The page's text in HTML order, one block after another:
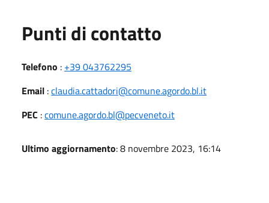
Punti di contatto
Telefono : +39 043762295
Email :claudia.cattadori@comune.agordo.bl.it
PEC :comune.agordo.bl@pecveneto.it
Ultimo aggiornamento: 8 novembre 2023, 16:14